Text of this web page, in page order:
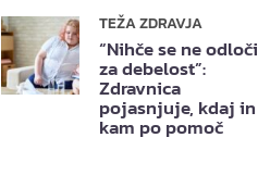
TEŽA ZDRAVJA
“Nihče se ne odloči
za debelost”:
Zdravnica
pojasnjuje, kdaj in
kam po pomoč